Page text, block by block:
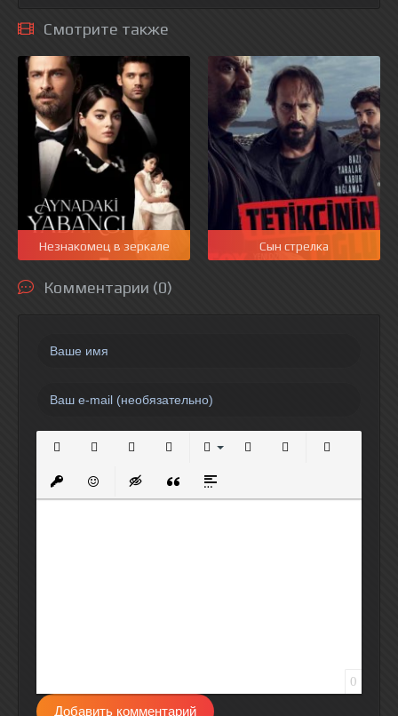
Смотрите также
Незнакомец в зеркале Сын стрелка
Комментарии (0)
Вставить защищенную ссылку
Вставить смайлик
Вставка скрытого текста
Вставка цитаты
Вставка спойлера
0
Добавить комментарий